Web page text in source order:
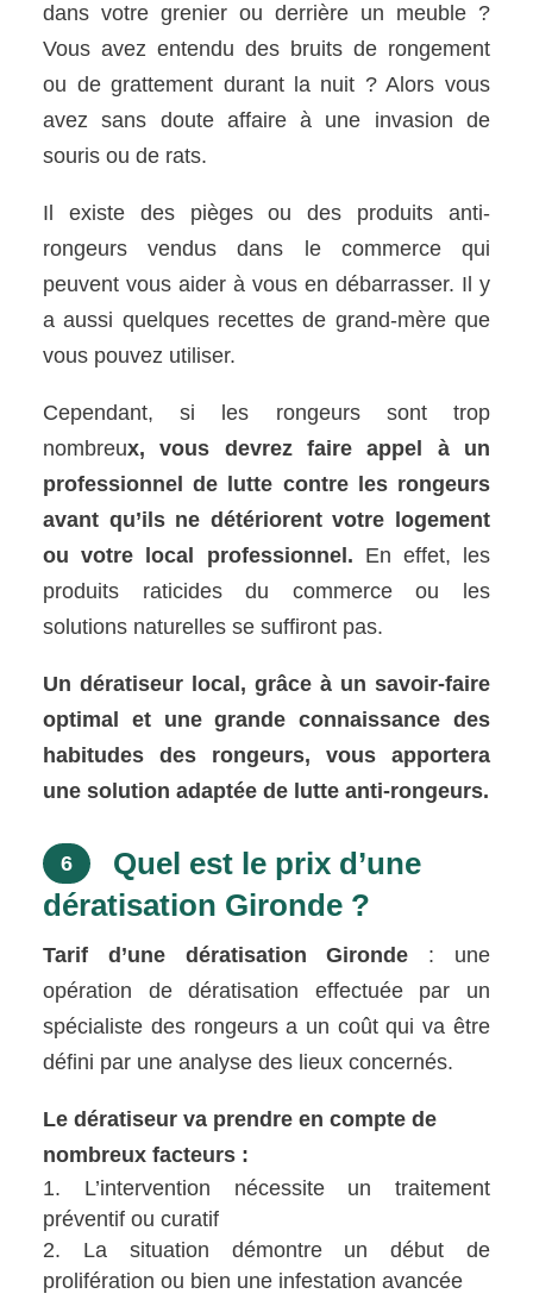
dans votre grenier ou derrière un meuble ?
Vous avez entendu des bruits de rongement
ou de grattement durant la nuit ? Alors vous
avez sans doute affaire à une invasion de
souris ou de rats.
Il existe des pièges ou des produits anti-
rongeurs vendus dans le commerce qui
peuvent vous aider à vous en débarrasser. Il y
a aussi quelques recettes de grand-mère que
vous pouvez utiliser.
Cependant, si les rongeurs sont trop
nombreux, vous devrez faire appel à un
professionnel de lutte contre les rongeurs
avant qu’ils ne détériorent votre logement
ou votre local professionnel. En effet, les
produits raticides du commerce ou les
solutions naturelles se suffiront pas.
Un dératiseur local, grâce à un savoir-faire
optimal et une grande connaissance des
habitudes des rongeurs, vous apportera
une solution adaptée de lutte anti-rongeurs.
6
Quel est le prix d’une
dératisation Gironde ?
Tarif d’une dératisation Gironde : une
opération de dératisation effectuée par un
spécialiste des rongeurs a un coût qui va être
défini par une analyse des lieux concernés.
Le dératiseur va prendre en compte de
nombreux facteurs :
L’intervention nécessite un traitement
préventif ou curatif
La situation démontre un début de
prolifération ou bien une infestation avancée